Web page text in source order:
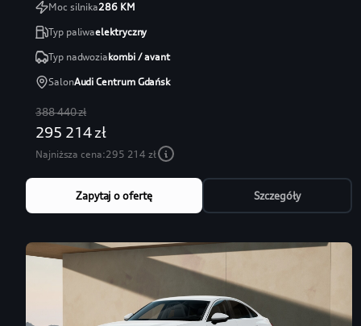
Moc silnika286KM
Typ paliwaelektryczny
Typ nadwoziakombi / avant
SalonAudi Centrum Gdańsk
388 440 zł
295 214 zł
Najniższa cena:295 214 zł
Zapytaj o ofertę Szczegóły